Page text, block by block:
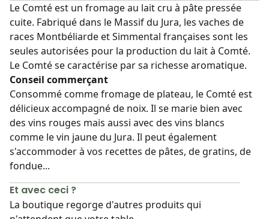
Le Comté est un fromage au lait cru à pâte pressée
cuite. Fabriqué dans le Massif du Jura, les vaches de
races Montbéliarde et Simmental françaises sont les
seules autorisées pour la production du lait à Comté.
Le Comté se caractérise par sa richesse aromatique.
Conseil commerçant
Consommé comme fromage de plateau, le Comté est
délicieux accompagné de noix. Il se marie bien avec
des vins rouges mais aussi avec des vins blancs
comme le vin jaune du Jura. Il peut également
s'accommoder à vos recettes de pâtes, de gratins, de
fondue...
Et avec ceci ?
La boutique regorge d'autres produits qui